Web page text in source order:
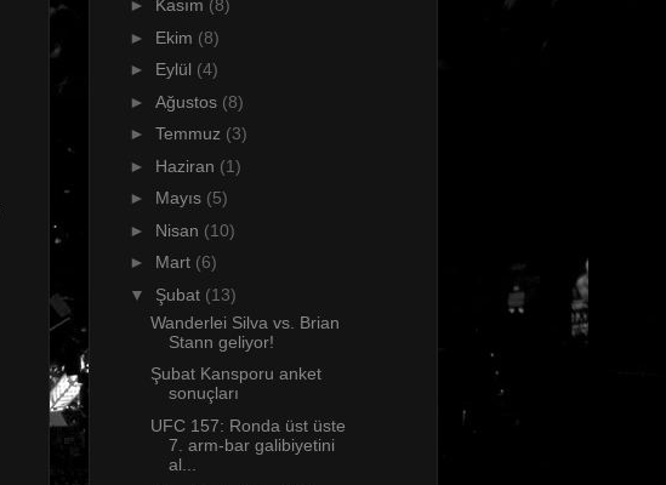
► Kasım (8)
► Ekim (8)
► Eylül (4)
► Ağustos (8)
► Temmuz (3)
► Haziran (1)
► Mayıs (5)
► Nisan (10)
► Mart (6)
▼ Şubat (13)
Wanderlei Silva vs. Brian
Stann geliyor!
Şubat Kansporu anket
sonuçları
UFC 157: Ronda üst üste
7. arm-bar galibiyetini
al...